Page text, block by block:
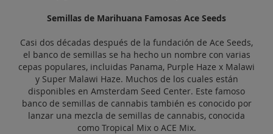
Semillas de Marihuana Famosas Ace Seeds
Casi dos décadas después de la fundación de Ace Seeds,
el banco de semillas se ha hecho un nombre con varias
cepas populares, incluidas Panama, Purple Haze x Malawi
y Super Malawi Haze. Muchos de los cuales están
disponibles en Amsterdam Seed Center. Este famoso
banco de semillas de cannabis también es conocido por
lanzar una mezcla de semillas de cannabis, conocida
como Tropical Mix o ACE Mix.